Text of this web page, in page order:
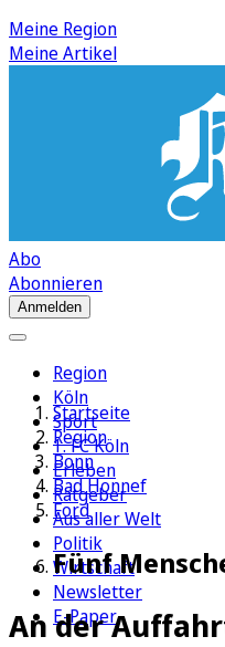
Meine Region
Meine Artikel
Abo
Abonnieren
Anmelden
Region
Köln
Sport
1. FC Köln
Erleben
Ratgeber
Aus aller Welt
Politik
Wirtschaft
Newsletter
E-Paper
Startseite
Region
Bonn
Bad Honnef
Ford
Fünf
An der